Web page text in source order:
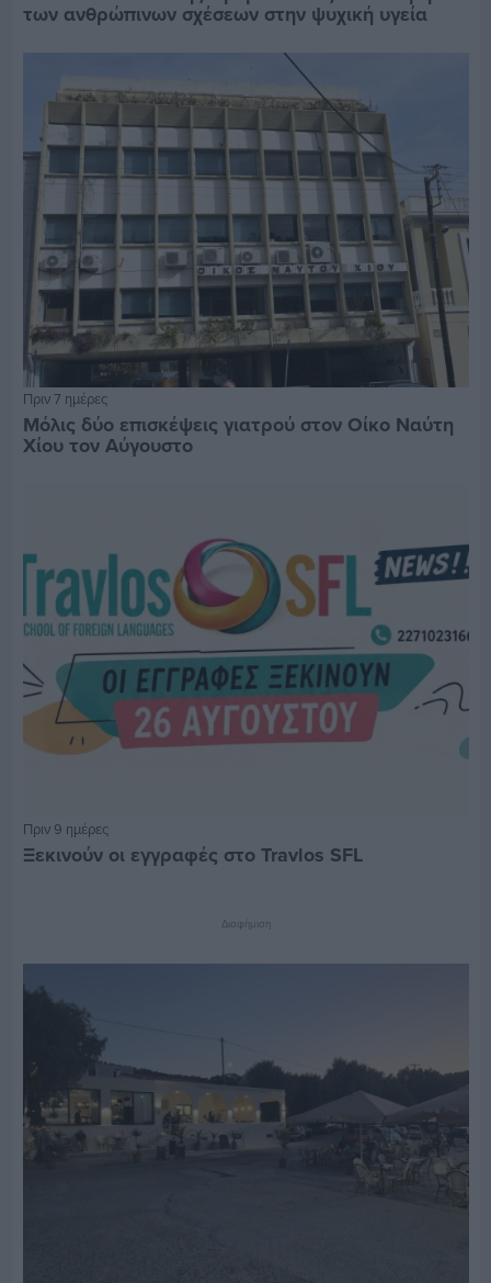
των ανθρώπινων σχέσεων στην ψυχική υγεία
Πριν 7 ημέρες
Μόλις δύο επισκέψεις γιατρού στον Οίκο Ναύτη
Χίου τον Αύγουστο
Πριν 9 ημέρες
Ξεκινούν οι εγγραφές στο Travlos SFL
Διαφήμιση